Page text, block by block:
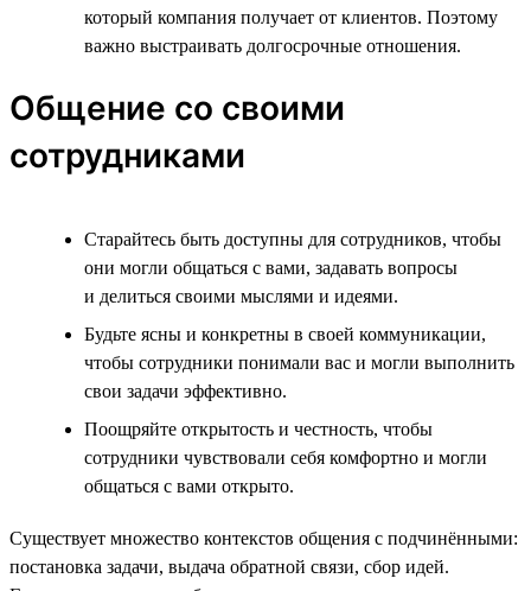
который компания получает от клиентов. Поэтому
важно выстраивать долгосрочные отношения.
Общение со своими
сотрудниками
Старайтесь быть доступны для сотрудников, чтобы
они могли общаться с вами, задавать вопросы
и делиться своими мыслями и идеями.
Будьте ясны и конкретны в своей коммуникации,
чтобы сотрудники понимали вас и могли выполнить
свои задачи эффективно.
Поощряйте открытость и честность, чтобы
сотрудники чувствовали себя комфортно и могли
общаться с вами открыто.
Существует множество контекстов общения с подчинёнными:
постановка задачи, выдача обратной связи, сбор идей.